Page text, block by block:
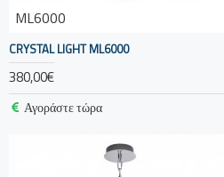
ML6000
CRYSTAL LIGHT ML6000
380,00€
Αγοράστε τώρα